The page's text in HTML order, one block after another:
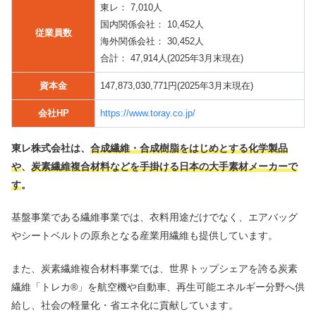
従業員数
東レ： 7,010人
国内関係会社： 10,452人
海外関係会社： 30,452人
合計： 47,914人(2025年3月末現在)
資本金 147,873,030,771円(2025年3月末現在)
会社HP https://www.toray.co.jp/
東レ株式会社は、 合成繊維・合成樹脂をはじめとする化学製品
や、 炭素繊維複合材料などを手掛ける日本の大手素材メーカーで
す。
基盤事業である繊維事業では、衣料用途だけでなく、エアバッグ
やシートベルトの原糸となる産業用繊維も提供しています。
また、炭素繊維複合材料事業では、世界トップシェアを誇る炭素
繊維「トレカ®」を航空機や自動車、再生可能エネルギー分野へ供
給し、社会の軽量化・省エネ化に貢献しています。